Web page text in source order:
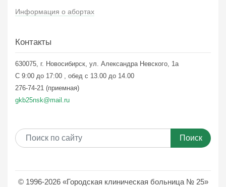
Информация о абортах
Контакты
630075, г. Новосибирск, ул. Александра Невского, 1а
С 9:00 до 17:00 , обед с 13.00 до 14.00
276-74-21 (приемная)
gkb25nsk@mail.ru
Поиск
© 1996-2026 «Городская клиническая больница № 25»